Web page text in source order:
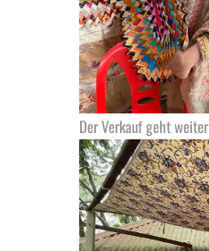
Der Verkauf geht weiter